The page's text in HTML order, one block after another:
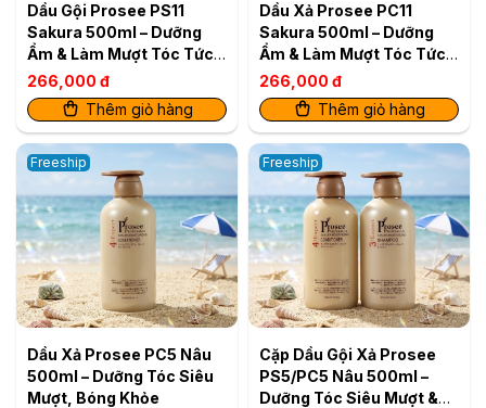
Dầu Gội Prosee PS11
Sakura 500ml – Dưỡng
Ẩm & Làm Mượt Tóc Tức
Thì
266,000 đ
Thêm giỏ hàng
Dầu Xả Prosee PC11
Sakura 500ml – Dưỡng
Ẩm & Làm Mượt Tóc Tức
Thì
266,000 đ
Thêm giỏ hàng
Freeship
Dầu Xả Prosee PC5 Nâu
500ml – Dưỡng Tóc Siêu
Mượt, Bóng Khỏe
Freeship
Cặp Dầu Gội Xả Prosee
PS5/PC5 Nâu 500ml –
Dưỡng Tóc Siêu Mượt &